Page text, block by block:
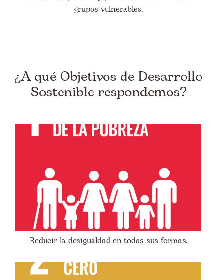
grupos vulnerables.
¿A qué Objetivos de Desarrollo
Sostenible respondemos?
Reducir la desigualdad en todas sus formas.